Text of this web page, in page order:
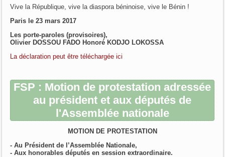
Vive la République, vive la diaspora béninoise, vive le Bénin !
Paris le 23 mars 2017
Les porte-paroles (provisoires),
Olivier DOSSOU FADO Honoré KODJO LOKOSSA
La déclaration peut être téléchargée ici
FSP : Motion de protestation adressée
au président et aux députés de
l'Assemblée nationale
MOTION DE PROTESTATION
- Au Président de l’Assemblée Nationale,
- Aux honorables députés en session extraordinaire.